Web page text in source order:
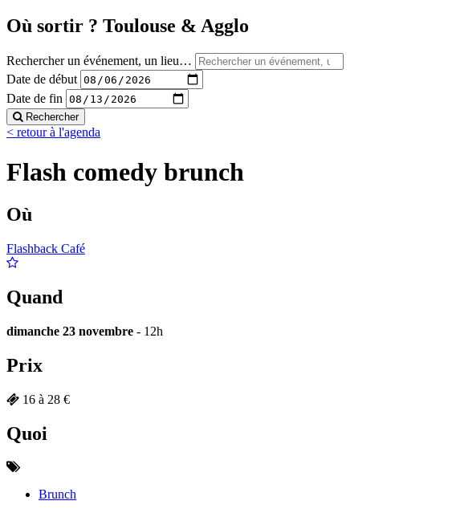
Où sortir ? Toulouse & Agglo
Rechercher un événement, un lieu…
Date de début
Date de fin
Rechercher
< retour à l'agenda
Flash comedy brunch
Où
Flashback Café
Quand
dimanche 23 novembre - 12h
Prix
16 à 28 €
Quoi
Brunch